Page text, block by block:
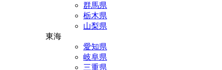
群馬県
栃木県
山梨県
東海
愛知県
岐阜県
三重県